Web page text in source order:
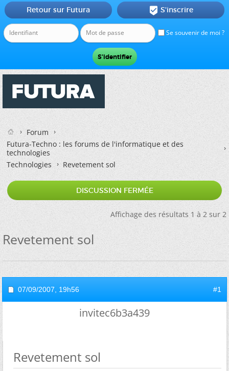
Se souvenir de moi ?
Retour sur Futura  S'inscrire
Forum
Futura-Techno : les forums de l'informatique et des
technologies
Technologies
Revetement sol
DISCUSSION FERMÉE
Affichage des résultats 1 à 2 sur 2
Revetement sol
07/09/2007, 19h56 #1
invitec6b3a439
Revetement sol